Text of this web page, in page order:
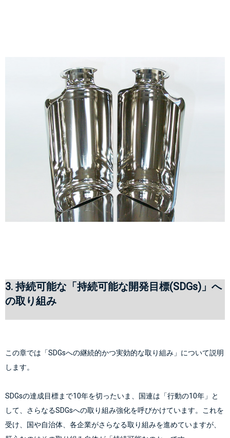
3. 持続可能な「持続可能な開発目標(SDGs)」へ
の取り組み
この章では「SDGsへの継続的かつ実効的な取り組み」について説明
します。
SDGsの達成目標まで10年を切ったいま、国連は「行動の10年」と
して、さらなるSDGsへの取り組み強化を呼びかけています。これを
受け、国や自治体、各企業がさらなる取り組みを進めていますが、